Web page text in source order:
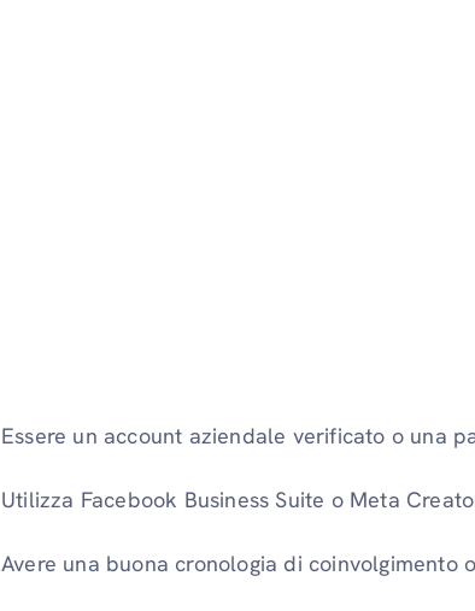
Essere un account aziendale verificato o una
Utilizza Facebook Business Suite o Meta
Avere una buona cronologia di coinvolgimento